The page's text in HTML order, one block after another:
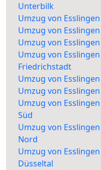
Unterbilk
Umzug von
Umzug von
Umzug von
Umzug von
Friedrichstadt
Umzug von
Umzug von
Umzug von
Süd
Umzug von
Nord
Umzug von
Düsseltal